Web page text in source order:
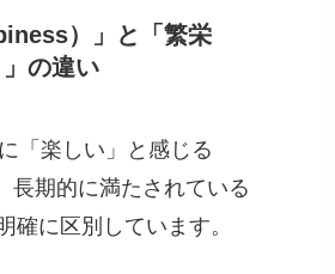
）」と「繁栄
の違い
「楽しい」と感じる
長期的に満たされている
確に区別しています。